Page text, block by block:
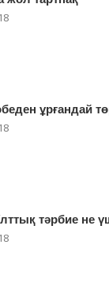
ұрғандай
тәрбие не